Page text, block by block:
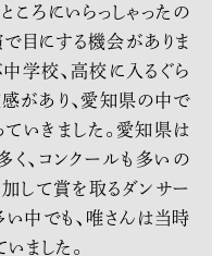
ころにいらっしゃったの
目にする機会がありま
学校、高校に入るぐら
感があり、愛知県の中で
ていきました。愛知県は
、コンクールも多いの
して賞を取るダンサー
い中でも、唯さんは当時
ました。